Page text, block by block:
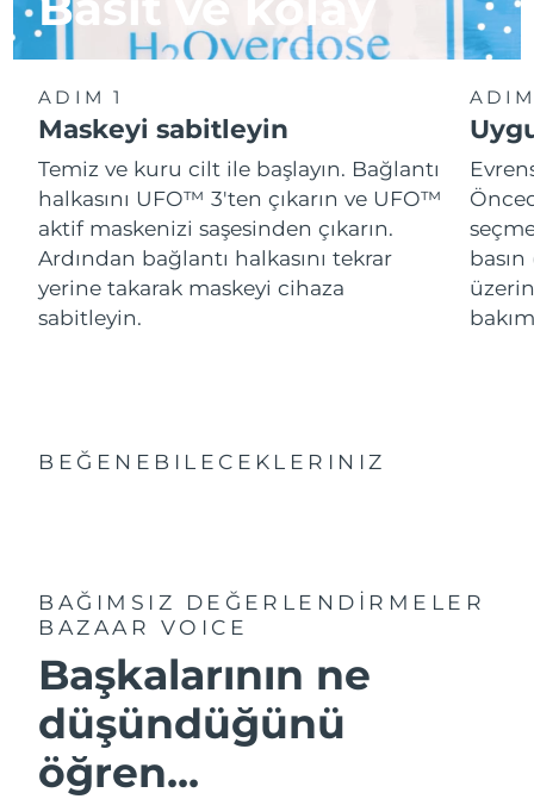
ADIM 1
Maskeyi sabitleyin
Temiz ve kuru cilt ile başlayın. Bağlantı
halkasını UFO™ 3'ten çıkarın ve UFO™
aktif maskenizi saşesinden çıkarın.
Ardından bağlantı halkasını tekrar
yerine takarak maskeyi cihaza
sabitleyin.
BEĞENEBILECEKLERINIZ
BAĞIMSIZ DEĞERLENDİRMELER
BAZAAR VOICE
Başkalarının ne
düşündüğünü
öğren...